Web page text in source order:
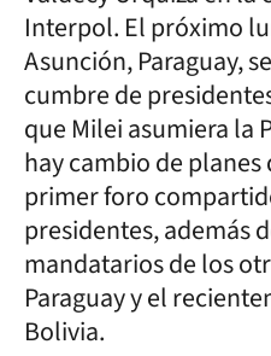
Interpol. El próximo
Asunción, Paraguay,
cumbre de
que Milei asumiera la
hay cambio de planes
primer foro
presidentes, además
mandatarios de los
Paraguay y el
Bolivia.